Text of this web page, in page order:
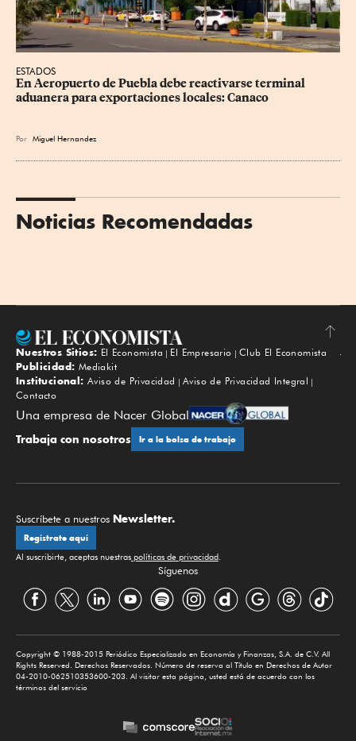
ESTADOS
En Aeropuerto de Puebla debe reactivarse terminal
aduanera para exportaciones locales: Canaco
Por Miguel Hernandez
Noticias Recomendadas
Subir
Nuestros Sitios: El Economista El Empresario
Club El Economista
Publicidad: Mediakit
Institucional: Aviso de Privacidad
Aviso de Privacidad Integral
Contacto
Una empresa de Nacer Global
Trabaja con nosotros Ir a la bolsa de trabajo
Suscríbete a nuestros Newsletter.
Regístrate aquí
Al suscribirte, aceptas nuestras políticas de privacidad.
Síguenos
Copyright © 1988-2015 Periódico Especializado en Economía y Finanzas, S.A. de C.V. All
Rights Reserved. Derechos Reservados. Número de reserva al Título en Derechos de Autor
04-2010-062510353600-203. Al visitar esta página, usted está de acuerdo con los
términos del servicio